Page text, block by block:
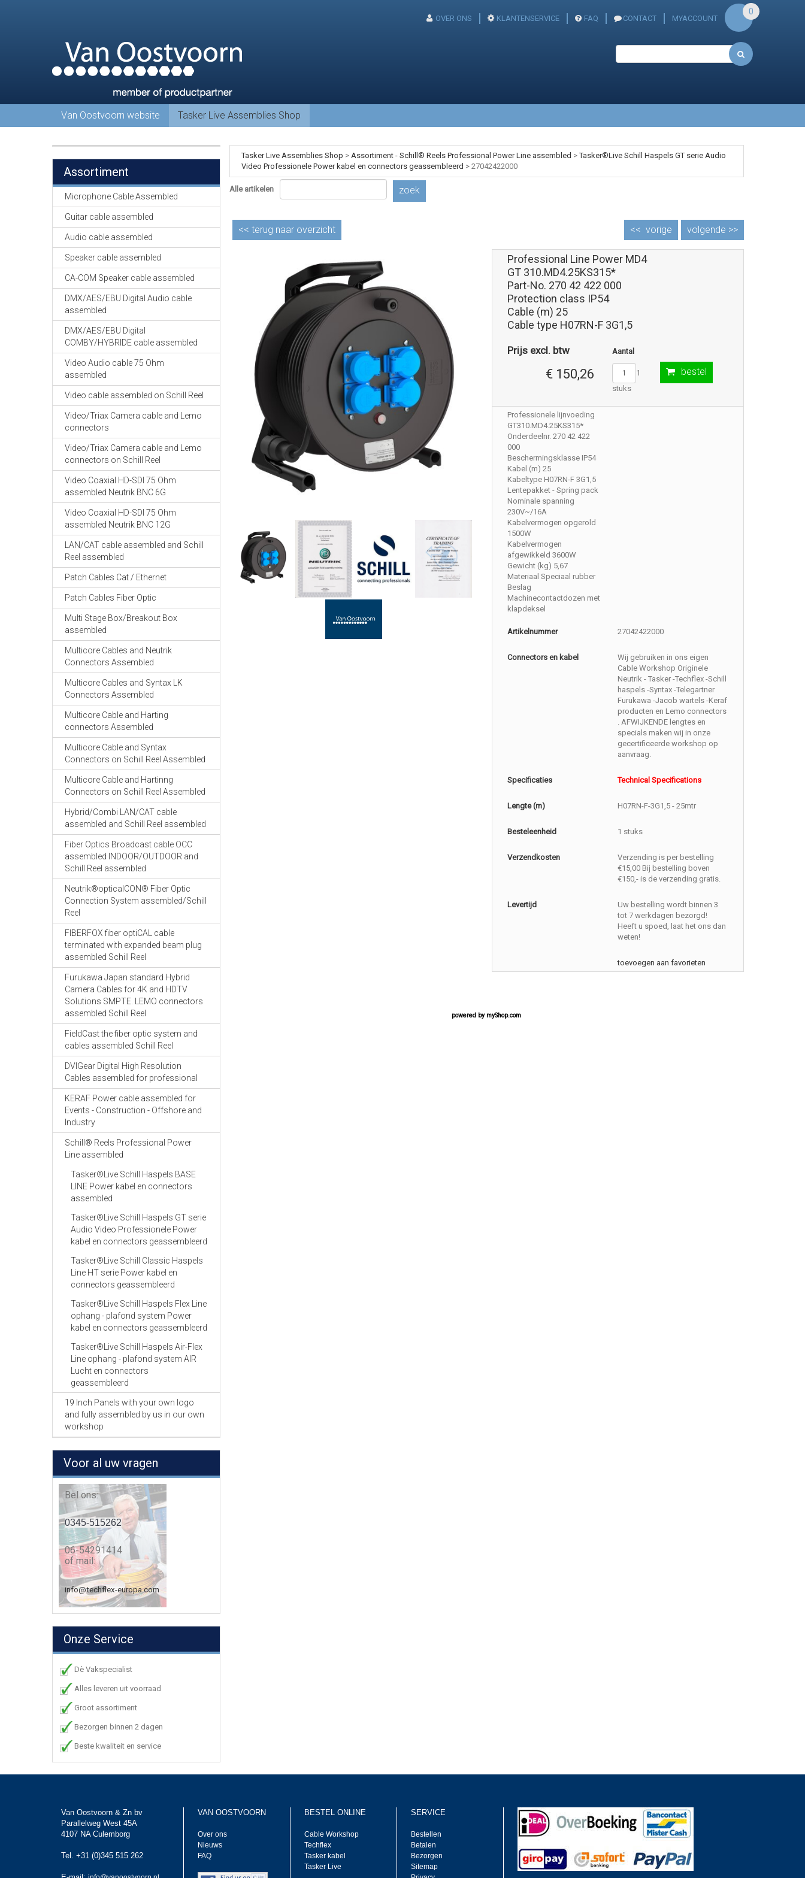
OVER ONS KLANTENSERVICE FAQ CONTACT MYACCOUNT
0
Van Oostvoorn website Tasker Live Assemblies Shop
Assortiment
Microphone Cable Assembled
Guitar cable assembled
Audio cable assembled
Speaker cable assembled
CA-COM Speaker cable assembled
DMX/AES/EBU Digital Audio cable
assembled
DMX/AES/EBU Digital
COMBY/HYBRIDE cable assembled
Video Audio cable 75 Ohm
assembled
Video cable assembled on Schill Reel
Video/Triax Camera cable and Lemo
connectors
Video/Triax Camera cable and Lemo
connectors on Schill Reel
Video Coaxial HD-SDI 75 Ohm
assembled Neutrik BNC 6G
Video Coaxial HD-SDI 75 Ohm
assembled Neutrik BNC 12G
LAN/CAT cable assembled and Schill
Reel assembled
Patch Cables Cat / Ethernet
Patch Cables Fiber Optic
Multi Stage Box/Breakout Box
assembled
Multicore Cables and Neutrik
Connectors Assembled
Multicore Cables and Syntax LK
Connectors Assembled
Multicore Cable and Harting
connectors Assembled
Multicore Cable and Syntax
Connectors on Schill Reel Assembled
Multicore Cable and Hartinng
Connectors on Schill Reel Assembled
Hybrid/Combi LAN/CAT cable
assembled and Schill Reel assembled
Fiber Optics Broadcast cable OCC
assembled INDOOR/OUTDOOR and
Schill Reel assembled
Neutrik®opticalCON® Fiber Optic
Connection System assembled/Schill
Reel
FIBERFOX fiber optiCAL cable
terminated with expanded beam plug
assembled Schill Reel
Furukawa Japan standard Hybrid
Camera Cables for 4K and HDTV
Solutions SMPTE. LEMO connectors
assembled Schill Reel
FieldCast the fiber optic system and
cables assembled Schill Reel
DVIGear Digital High Resolution
Cables assembled for professional
KERAF Power cable assembled for
Events - Construction - Offshore and
Industry
Schill® Reels Professional Power
Line assembled
Tasker®Live Schill Haspels BASE
LINE Power kabel en connectors
assembled
Tasker®Live Schill Haspels GT serie
Audio Video Professionele Power
kabel en connectors geassembleerd
Tasker®Live Schill Classic Haspels
Line HT serie Power kabel en
connectors geassembleerd
Tasker®Live Schill Haspels Flex Line
ophang - plafond system Power
kabel en connectors geassembleerd
Tasker®Live Schill Haspels Air-Flex
Line ophang - plafond system AIR
Lucht en connectors
geassembleerd
19 Inch Panels with your own logo
and fully assembled by us in our own
workshop
Voor al uw vragen
Bel ons:
0345-515262
06-54291414
of mail:
info@techflex-europa.com
Onze Service
Dè Vakspecialist
Alles leveren uit voorraad
Groot assortiment
Bezorgen binnen 2 dagen
Beste kwaliteit en service
Tasker Live Assemblies Shop > Assortiment - Schill® Reels Professional Power Line assembled >Tasker®Live Schill Haspels GT serie Audio
Video Professionele Power kabel en connectors geassembleerd > 27042422000
Alle artikelen zoek
<< terug naar overzicht volgende >>
<< vorige
Professional Line Power MD4
GT 310.MD4.25KS315*
Part-No. 270 42 422 000
Protection class IP54
Cable (m) 25
Cable type H07RN-F 3G1,5
Prijs excl. btw
€ 150,26
Aantal
1
stuks
bestel
Professionele lijnvoeding
GT310.MD4.25KS315*
Onderdeelnr. 270 42 422
000
Beschermingsklasse IP54
Kabel (m) 25
Kabeltype H07RN-F 3G1,5
Lentepakket - Spring pack
Nominale spanning
230V~/16A
Kabelvermogen opgerold
1500W
Kabelvermogen
afgewikkeld 3600W
Gewicht (kg) 5,67
Materiaal Speciaal rubber
Beslag
Machinecontactdozen met
klapdeksel
Artikelnummer 27042422000
Connectors en kabel
Wij gebruiken in ons eigen
Cable Workshop Originele
Neutrik - Tasker -Techflex -Schill
haspels -Syntax -Telegartner
Furukawa -Jacob wartels -Keraf
producten en Lemo connectors
. AFWIJKENDE lengtes en
specials maken wij in onze
gecertificeerde workshop op
aanvraag.
Specificaties Technical Specifications
Lengte (m) H07RN-F-3G1,5 - 25mtr
Besteleenheid 1 stuks
Verzendkosten
Verzending is per bestelling
€15,00 Bij bestelling boven
€150,- is de verzending gratis.
Levertijd
Uw bestelling wordt binnen 3
tot 7 werkdagen bezorgd!
Heeft u spoed, laat het ons dan
weten!
toevoegen aan favorieten
powered by myShop.com
Van Oostvoorn & Zn bv
Parallelweg West 45A
4107 NA Culemborg
Tel. +31 (0)345 515 262
VAN OOSTVOORN
Over ons
Nieuws
FAQ
BESTEL ONLINE
Cable Workshop
Techflex
Tasker kabel
Tasker Live
SERVICE
Bestellen
Betalen
Bezorgen
Sitemap